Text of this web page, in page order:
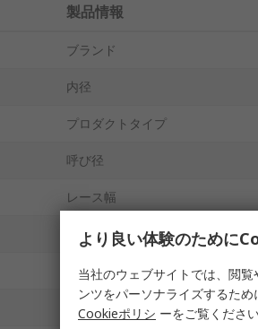
製品情報
ブランド
内径
プロダクトタイプ
呼び径
レース幅
ケージ材質
ボール材質
エンドタイプ
より良い体験のために
当社のウェブサイトでは、閲
ンツをパーソナライズするた
Cookieポリシ ーをご覧ください